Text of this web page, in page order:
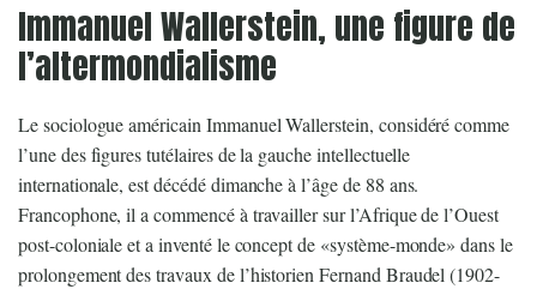
Immanuel Wallerstein, une figure de
l’altermondialisme
Le sociologue américain Immanuel Wallerstein, considéré comme
l’une des figures tutélaires de la gauche intellectuelle
internationale, est décédé dimanche à l’âge de 88 ans.
Francophone, il a commencé à travailler sur l’Afrique de l’Ouest
post-coloniale et a inventé le concept de «système-monde» dans le
prolongement des travaux de l’historien Fernand Braudel (1902-